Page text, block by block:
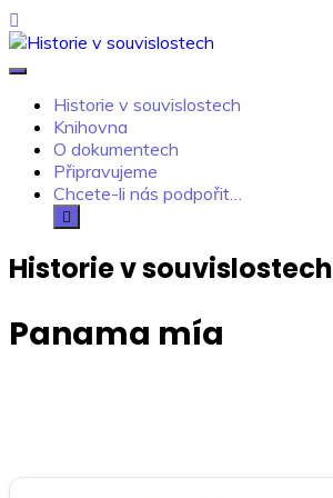
Skip
to
content
Historie v souvislostech
Knihovna
O dokumentech
Připravujeme
Chcete-li nás podpořit…
Historie v souvislostech
Panama mía